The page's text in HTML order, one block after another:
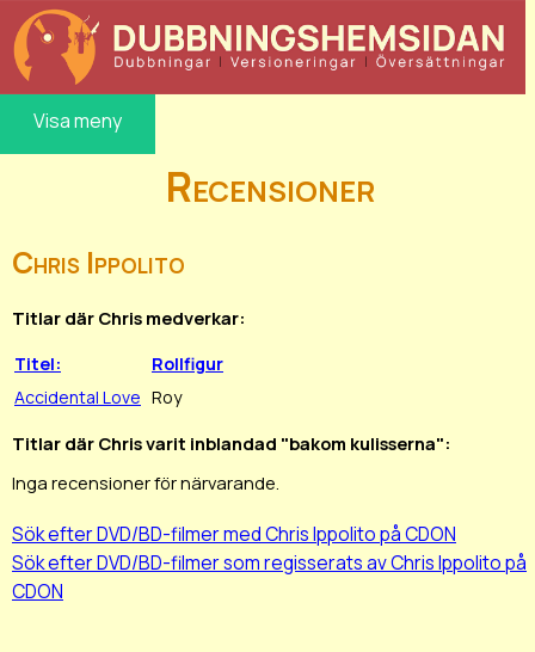
Visa meny
Recensioner
Chris Ippolito
Titlar där Chris medverkar:
Titel:
Rollfigur
Accidental Love Roy
Titlar där Chris varit inblandad "bakom kulisserna":
Inga recensioner för närvarande.
Sök efter DVD/BD-filmer med Chris Ippolito på CDON
Sök efter DVD/BD-filmer som regisserats av Chris Ippolito på
CDON